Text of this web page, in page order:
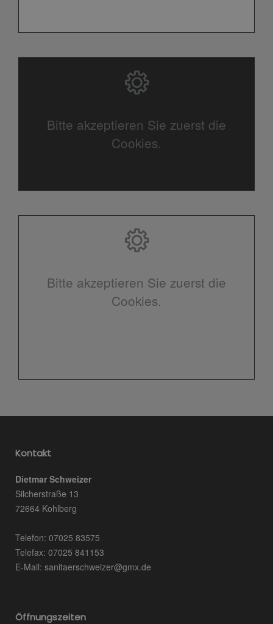
Bitte akzeptieren Sie zuerst die
Cookies.
Bitte akzeptieren Sie zuerst die
Cookies.
Kontakt
Dietmar Schweizer
Silcherstraße 13
72664 Kohlberg
Telefon: 07025 83575
Telefax: 07025 841153
E-Mail: sanitaerschweizer@gmx.de
Öffnungszeiten